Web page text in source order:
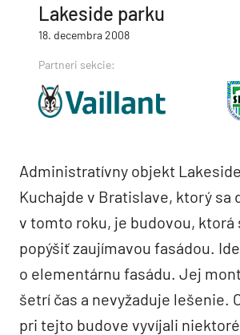
Lakeside parku
18. decembra 2008
Partneri sekcie:
Administratívny objekt
Kuchajde v Bratislave, ktorý sa
v tomto roku, je budovou, ktorá
popýšiť zaujímavou fasádou.
o elementárnu fasádu. Jej
šetrí čas a nevyžaduje lešenie.
pri tejto budove vyvíjali